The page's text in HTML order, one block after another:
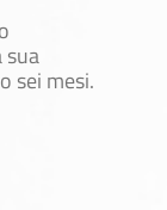
sua
sei mesi.